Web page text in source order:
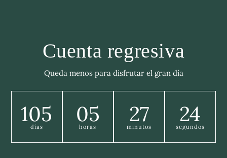
Cuenta regresiva
Queda menos para disfrutar el gran día
105
días 05
horas 27
minutos 22
segundos